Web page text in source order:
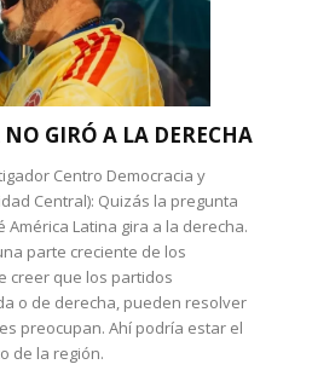
GIRÓ A LA DERECHA
Centro Democracia y
Central): Quizás la pregunta
Latina gira a la derecha.
parte creciente de los
creer que los partidos
o de derecha, pueden resolver
preocupan. Ahí podría estar el
de la región.